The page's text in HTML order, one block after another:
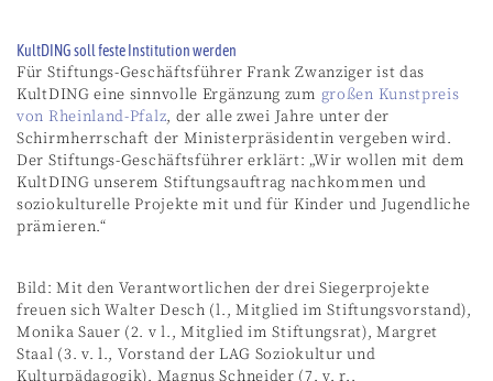
KultDING soll feste Institution werden
Für Stiftungs-Geschäftsführer Frank Zwanziger ist das
KultDING eine sinnvolle Ergänzung zum großen Kunstpreis
von Rheinland-Pfalz, der alle zwei Jahre unter der
Schirmherrschaft der Ministerpräsidentin vergeben wird.
Der Stiftungs-Geschäftsführer erklärt: „Wir wollen mit dem
KultDING unserem Stiftungsauftrag nachkommen und
soziokulturelle Projekte mit und für Kinder und Jugendliche
prämieren.“
Bild: Mit den Verantwortlichen der drei Siegerprojekte
freuen sich Walter Desch (l., Mitglied im Stiftungsvorstand),
Monika Sauer (2. v l., Mitglied im Stiftungsrat), Margret
Staal (3. v. l., Vorstand der LAG Soziokultur und
Kulturpädagogik), Magnus Schneider (7. v. r.,